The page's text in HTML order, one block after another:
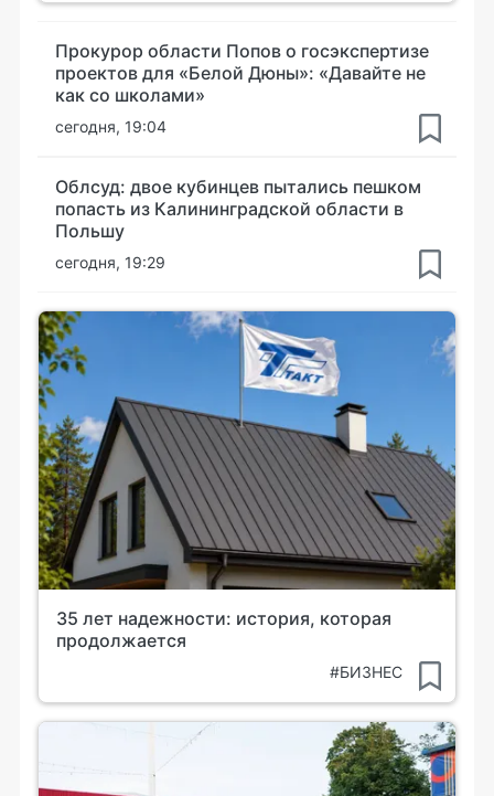
Прокурор области Попов о госэкспертизе
проектов для «Белой Дюны»: «Давайте не
как со школами»
сегодня, 19:04
Облсуд: двое кубинцев пытались пешком
попасть из Калининградской области в
Польшу
сегодня, 19:29
35 лет надежности: история, которая
продолжается
#БИЗНЕС